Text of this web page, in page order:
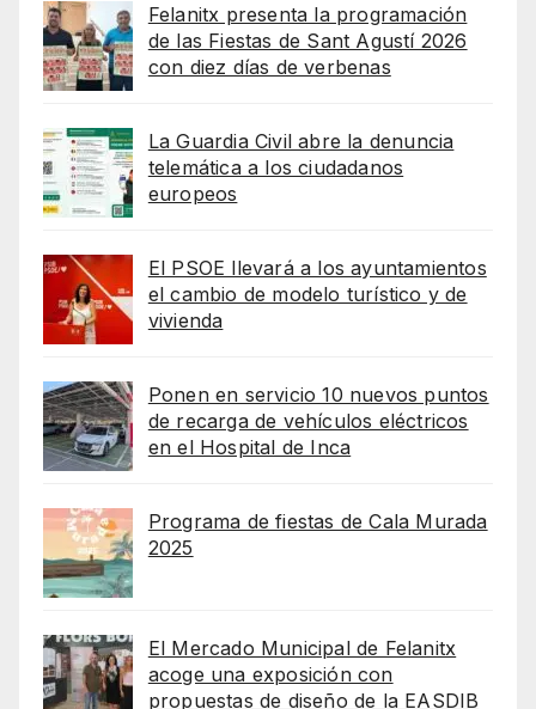
Felanitx presenta la programación
de las Fiestas de Sant Agustí 2026
con diez días de verbenas
La Guardia Civil abre la denuncia
telemática a los ciudadanos
europeos
El PSOE llevará a los ayuntamientos
el cambio de modelo turístico y de
vivienda
Ponen en servicio 10 nuevos puntos
de recarga de vehículos eléctricos
en el Hospital de Inca
Programa de fiestas de Cala Murada
2025
El Mercado Municipal de Felanitx
acoge una exposición con
propuestas de diseño de la EASDIB